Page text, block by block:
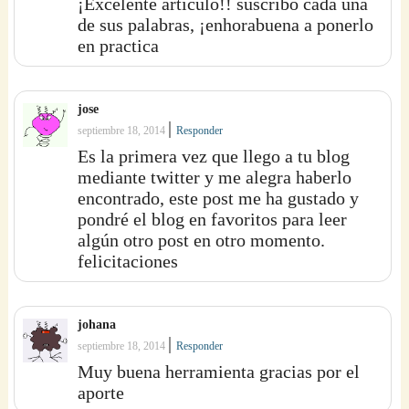
de sus palabras, ¡enhorabuena a ponerlo
en practica
jose
septiembre 18, 2014 |Responder
Es la primera vez que llego a tu blog
mediante twitter y me alegra haberlo
encontrado, este post me ha gustado y
pondré el blog en favoritos para leer
algún otro post en otro momento.
felicitaciones
johana
septiembre 18, 2014 |Responder
Muy buena herramienta gracias por el
aporte